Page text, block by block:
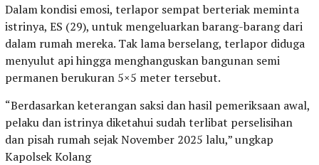
Dalam kondisi emosi, terlapor sempat berteriak meminta
istrinya, ES (29), untuk mengeluarkan barang-barang dari
dalam rumah mereka. Tak lama berselang, terlapor diduga
menyulut api hingga menghanguskan bangunan semi
permanen berukuran 5×5 meter tersebut.
“Berdasarkan keterangan saksi dan hasil pemeriksaan awal,
pelaku dan istrinya diketahui sudah terlibat perselisihan
dan pisah rumah sejak November 2025 lalu,” ungkap
Kapolsek Kolang